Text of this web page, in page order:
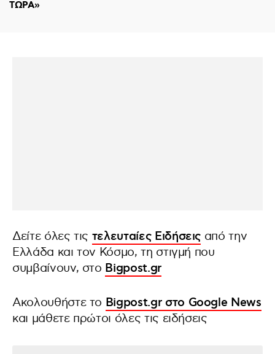
ΤΩΡΑ»
Δείτε όλες τις τελευταίες Ειδήσεις από την
Ελλάδα και τον Κόσμο, τη στιγμή που
συμβαίνουν, στο Bigpost.gr
Ακολουθήστε το Bigpost.gr στο Google News
και μάθετε πρώτοι όλες τις ειδήσεις